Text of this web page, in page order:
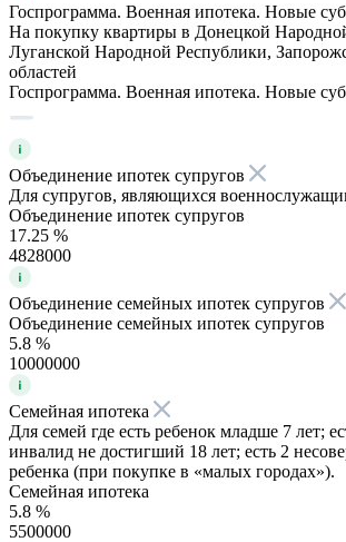
Госпрограмма. Военная ипотека. Новые
На покупку квартиры в Донецкой
Луганской Народной Республики,
областей
Госпрограмма. Военная ипотека. Новые
Объединение ипотек супругов
Для супругов, являющихся
Объединение ипотек супругов
17.25 %
4828000
Объединение семейных ипотек супругов
Объединение семейных ипотек супругов
5.8 %
10000000
Семейная ипотека
Для семей где есть ребенок младше 7 лет;
инвалид не достигший 18 лет; есть 2
ребенка (при покупке в «малых городах»).
Семейная ипотека
5.8 %
5500000